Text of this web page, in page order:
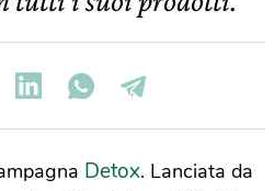
Detox. Lanciata da